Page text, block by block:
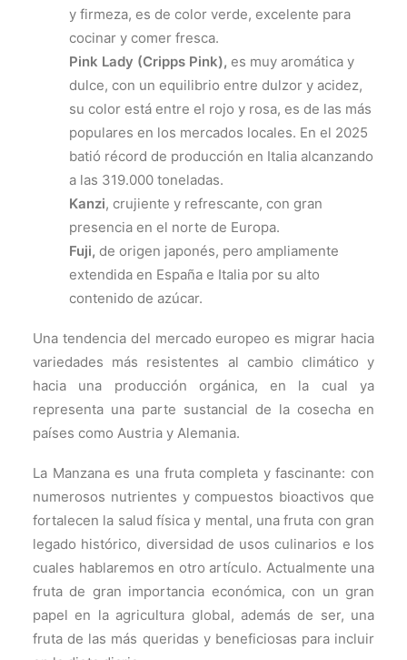
y firmeza, es de color verde, excelente para
cocinar y comer fresca.
Pink Lady (Cripps Pink), es muy aromática y
dulce, con un equilibrio entre dulzor y acidez,
su color está entre el rojo y rosa, es de las más
populares en los mercados locales. En el 2025
batió récord de producción en Italia alcanzando
a las 319.000 toneladas.
Kanzi, crujiente y refrescante, con gran
presencia en el norte de Europa.
Fuji, de origen japonés, pero ampliamente
extendida en España e Italia por su alto
contenido de azúcar.
Una tendencia del mercado europeo es migrar hacia
variedades más resistentes al cambio climático y
hacia una producción orgánica, en la cual ya
representa una parte sustancial de la cosecha en
países como Austria y Alemania.
La Manzana es una fruta completa y fascinante: con
numerosos nutrientes y compuestos bioactivos que
fortalecen la salud física y mental, una fruta con gran
legado histórico, diversidad de usos culinarios e los
cuales hablaremos en otro artículo. Actualmente una
fruta de gran importancia económica, con un gran
papel en la agricultura global, además de ser, una
fruta de las más queridas y beneficiosas para incluir